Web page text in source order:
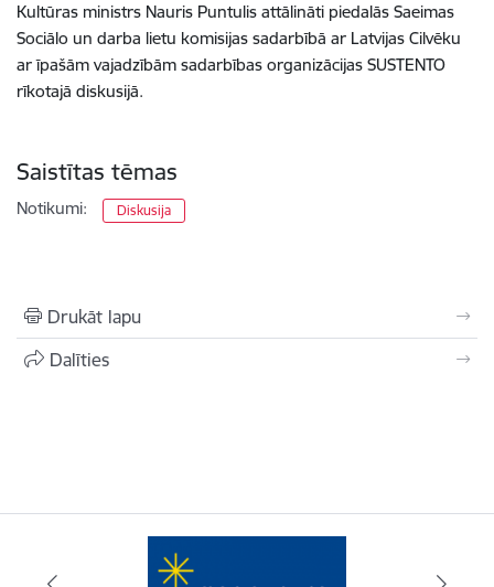
Kultūras ministrs Nauris Puntulis attālināti piedalās Saeimas
Sociālo un darba lietu komisijas sadarbībā ar Latvijas Cilvēku
ar īpašām vajadzībām sadarbības organizācijas SUSTENTO
rīkotajā diskusijā.
Saistītas tēmas
Notikumi: Diskusija
Drukāt lapu
Dalīties